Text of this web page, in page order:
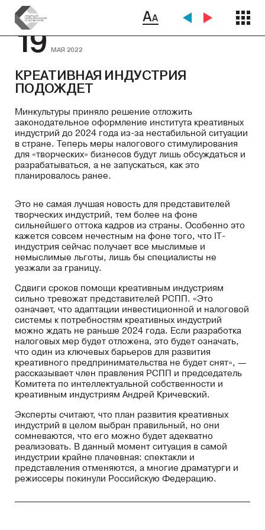
19 МАЯ 2022
КРЕАТИВНАЯ ИНДУСТРИЯ
ПОДОЖДЕТ
Минкультуры приняло решение отложить
законодательное оформление института креативных
индустрий до 2024 года из-за нестабильной ситуации
в стране. Теперь меры налогового стимулирования
для «творческих» бизнесов будут лишь обсуждаться и
разрабатываться, а не запускаться, как это
планировалось ранее.
Это не самая лучшая новость для представителей
творческих индустрий, тем более на фоне
сильнейшего оттока кадров из страны. Особенно это
кажется совсем нечестным на фоне того, что IT-
индустрия сейчас получает все мыслимые и
немыслимые льготы, лишь бы специалисты не
уезжали за границу.
Сдвиги сроков помощи креативным индустриям
сильно тревожат представителей РСПП. «Это
означает, что адаптации инвестиционной и налоговой
системы к потребностям креативных индустрий
можно ждать не раньше 2024 года. Если разработка
налоговых мер будет отложена, это будет означать,
что один из ключевых барьеров для развития
креативного предпринимательства не будет снят», —
рассказывает член правления РСПП и председатель
Комитета по интеллектуальной собственности и
креативным индустриям Андрей Кричевский.
Эксперты считают, что план развития креативных
индустрий в целом выбран правильный, но они
сомневаются, что его можно будет адекватно
реализовать. В данный момент ситуация в самой
индустрии крайне плачевная: спектакли и
представления отменяются, а многие драматурги и
режиссеры покинули Российскую Федерацию.